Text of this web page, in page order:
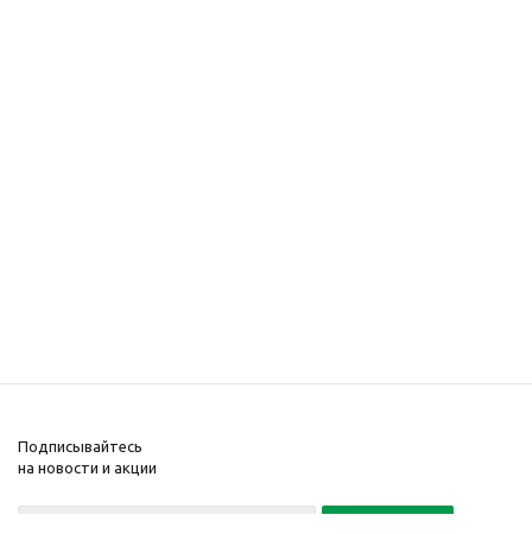
Подписывайтесь
на новости и акции